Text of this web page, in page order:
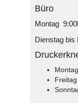
Büro
Montag
Dienstag bis